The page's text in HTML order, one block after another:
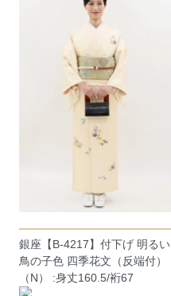
銀座【B-4217】付下げ 明るい
鳥の子色 四季花文（反端付）
（N） :身丈160.5/裄67